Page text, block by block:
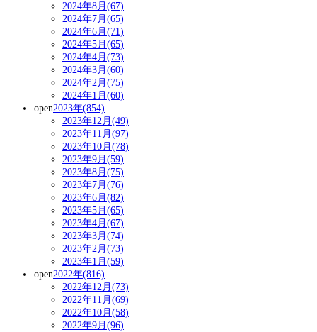
2024年8月(67)
2024年7月(65)
2024年6月(71)
2024年5月(65)
2024年4月(73)
2024年3月(60)
2024年2月(75)
2024年1月(60)
open2023年(854)
2023年12月(49)
2023年11月(97)
2023年10月(78)
2023年9月(59)
2023年8月(75)
2023年7月(76)
2023年6月(82)
2023年5月(65)
2023年4月(67)
2023年3月(74)
2023年2月(73)
2023年1月(59)
open2022年(816)
2022年12月(73)
2022年11月(69)
2022年10月(58)
2022年9月(96)